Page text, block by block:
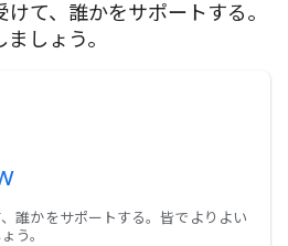
て、誰かをサポートする。
しょう。
誰かをサポートする。皆でよりよい
う。